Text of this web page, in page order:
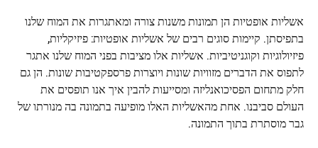
אשליות אופטיות הן תמונות משנות צורה ומאתגרות את המוח שלנו
בתפיסתן. קיימות סוגים רבים של אשליות אופטיות: פיזיקליות,
פיזיולוגיות וקוגניטיביות. אשליות אלו מציבות בפני המוח שלנו אתגר
לתפוס את הדברים מזוויות שונות ויוצרות פרספקטיבות שונות. הן גם
חלק מתחום הפסיכואנליזה ומסייעות להבין איך אנו תופסים את
העולם סביבנו. אחת מהאשליות האלו מופיעה בתמונה בה מנורתו של
גבר מוסתרת בתוך התמונה.